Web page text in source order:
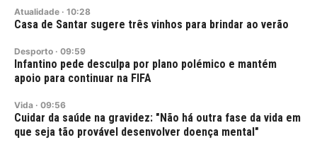
Atualidade · 10:28
Casa de Santar sugere três vinhos para brindar ao verão
Desporto · 09:59
Infantino pede desculpa por plano polémico e mantém
apoio para continuar na FIFA
Vida · 09:56
Cuidar da saúde na gravidez: "Não há outra fase da vida em
que seja tão provável desenvolver doença mental"